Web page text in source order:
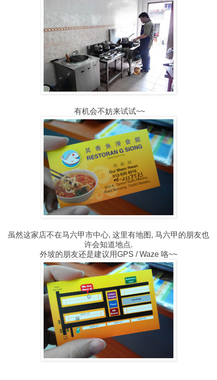
有机会不妨来试试~~
虽然这家店不在马六甲市中心, 这里有地图, 马六甲的朋友也
许会知道地点.
外坡的朋友还是建议用GPS / Waze 咯~~